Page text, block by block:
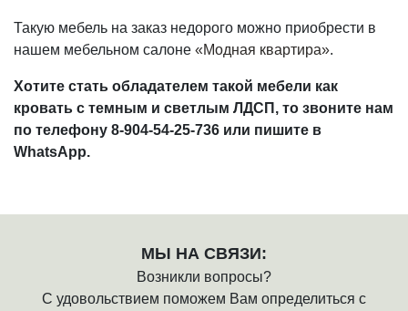
Такую мебель на заказ недорого можно приобрести в
нашем мебельном салоне «Модная квартира».
Хотите стать обладателем такой мебели как
кровать с темным и светлым ЛДСП, то звоните нам
по телефону 8-904-54-25-736 или пишите в
WhatsApp.
МЫ НА СВЯЗИ:
Возникли вопросы?
С удовольствием поможем Вам определиться с